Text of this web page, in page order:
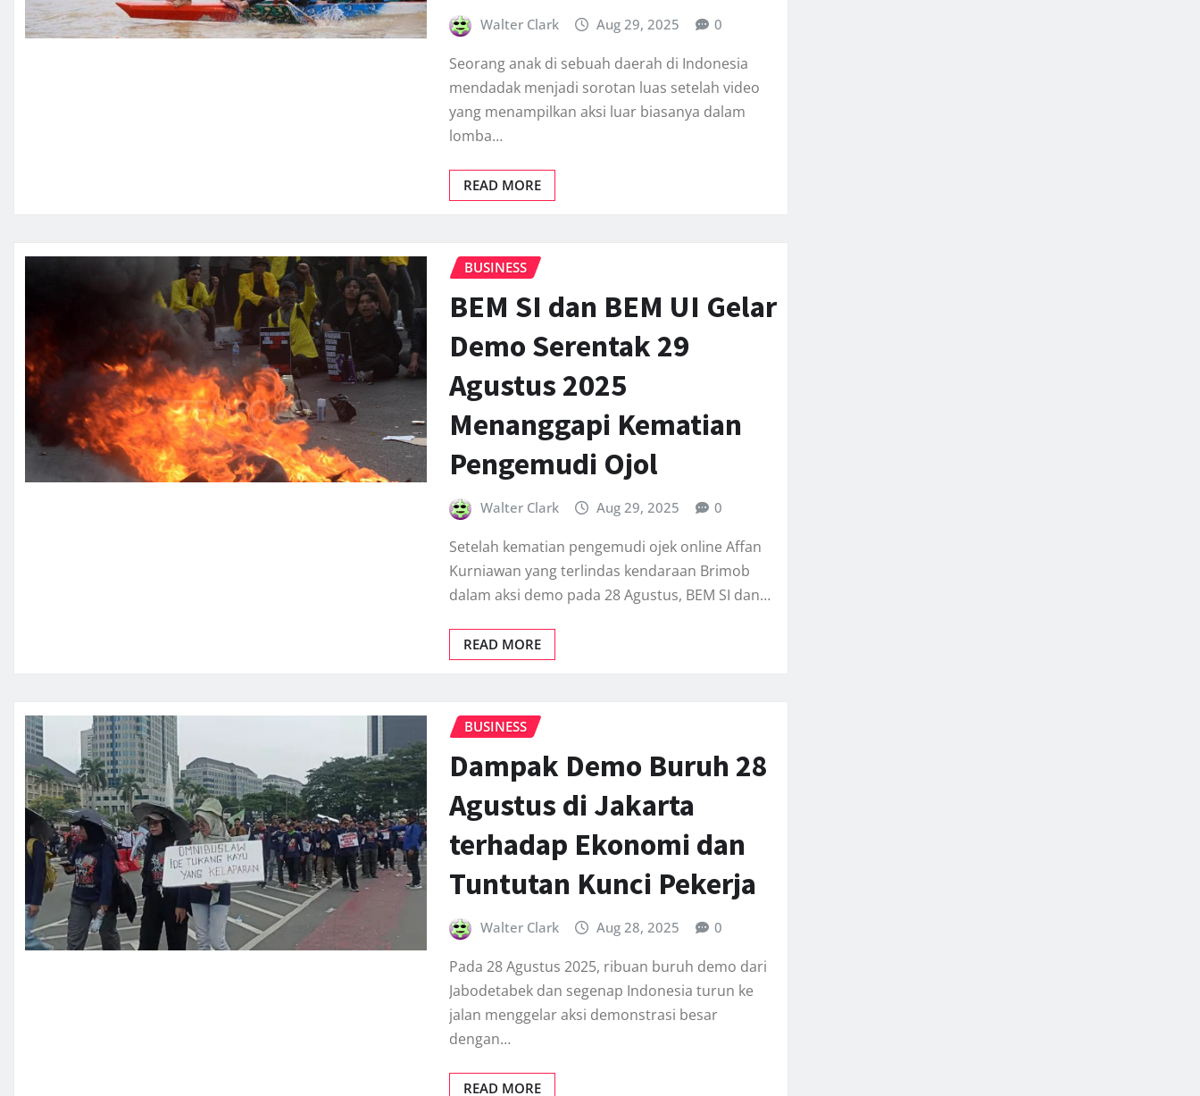
Walter Clark Aug 29, 2025 0
Seorang anak di sebuah daerah di Indonesia
mendadak menjadi sorotan luas setelah video
yang menampilkan aksi luar biasanya dalam
lomba…
READ MORE
BUSINESS
BEM SI dan BEM UI Gelar
Demo Serentak 29
Agustus 2025
Menanggapi Kematian
Pengemudi Ojol
Walter Clark Aug 29, 2025 0
Setelah kematian pengemudi ojek online Affan
Kurniawan yang terlindas kendaraan Brimob
dalam aksi demo pada 28 Agustus, BEM SI dan…
READ MORE
BUSINESS
Dampak Demo Buruh 28
Agustus di Jakarta
terhadap Ekonomi dan
Tuntutan Kunci Pekerja
Walter Clark Aug 28, 2025 0
Pada 28 Agustus 2025, ribuan buruh demo dari
Jabodetabek dan segenap Indonesia turun ke
jalan menggelar aksi demonstrasi besar
dengan…
READ MORE